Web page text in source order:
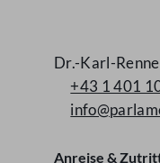
Dr.-Karl-
+43 1 401
Anreise &